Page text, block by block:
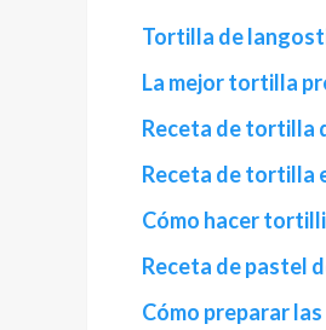
Tortilla de
La mejor tortilla
Receta de tortilla
Receta de tortilla
Cómo hacer
Receta de pastel
Cómo preparar